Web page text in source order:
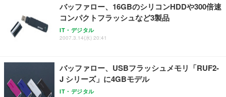
バッファロー、16GBのシリコンHDDや300倍速
コンパクトフラッシュなど3製品
IT・デジタル
2007.3.14(水) 20:41
バッファロー、USBフラッシュメモリ「RUF2-
J シリーズ」に4GBモデル
IT・デジタル